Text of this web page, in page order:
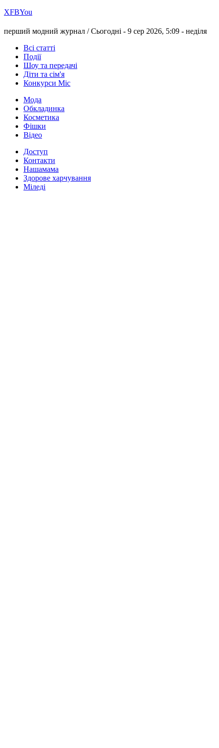
ХFBYou
перший модний журнал /Сьогодні - 9 сер 2026, 5:09 - неділя
Всі статті
Події
Шоу та передачі
Діти та сім'я
Конкурси Міс
Мода
Обкладинка
Косметика
Фішки
Відео
Доступ
Контакти
Нашамама
Здорове харчування
Міледі